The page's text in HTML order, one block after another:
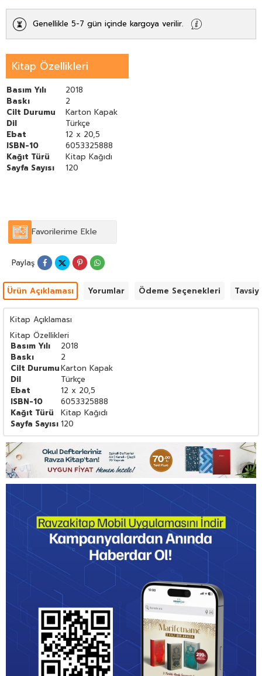
Genellikle 5-7 gün içinde kargoya verilir.
Kitap Özellikleri
Basım Yılı
2018
Baskı
2
Cilt Durumu
Karton Kapak
Dil
Türkçe
Ebat
12 x 20,5
ISBN-10
6053325888
Kağıt Türü
Kitap Kağıdı
Sayfa Sayısı
120
Favorilerime Ekle
Paylaş
Ürün Açıklaması Yorumlar Ödeme Seçenekleri
Kitap Açıklaması
Kitap Özellikleri
Basım Yılı
2018
Baskı
2
Cilt DurumuKarton Kapak
Dil
Türkçe
Ebat
12 x 20,5
ISBN-10
6053325888
Kağıt Türü
Kitap Kağıdı
Sayfa Sayısı 120